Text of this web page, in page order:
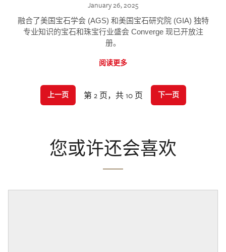
January 26, 2025
融合了美国宝石学会 (AGS) 和美国宝石研究院 (GIA) 独特
专业知识的宝石和珠宝行业盛会 Converge 现已开放注
册。
阅读更多
上一页 第 2 页，共 10 页 下一页
您或许还会喜欢